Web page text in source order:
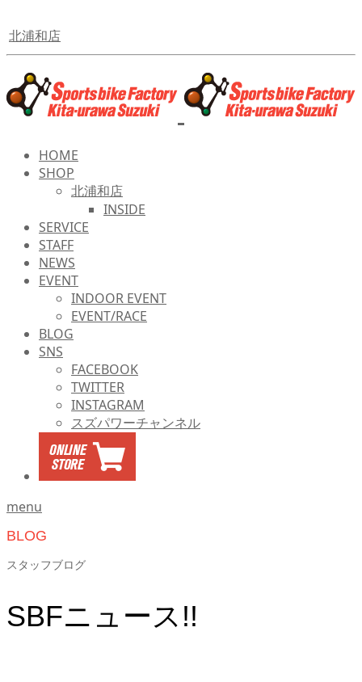
北浦和店
HOME
SHOP
北浦和店
INSIDE
SERVICE
STAFF
NEWS
EVENT
INDOOR EVENT
EVENT/RACE
BLOG
SNS
FACEBOOK
TWITTER
INSTAGRAM
スズパワーチャンネル
menu
BLOG
スタッフブログ
SBFニュース!!